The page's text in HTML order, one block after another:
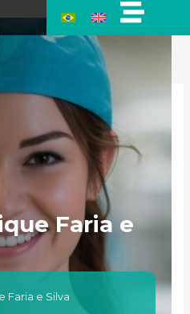
Faria e
Faria e Silva